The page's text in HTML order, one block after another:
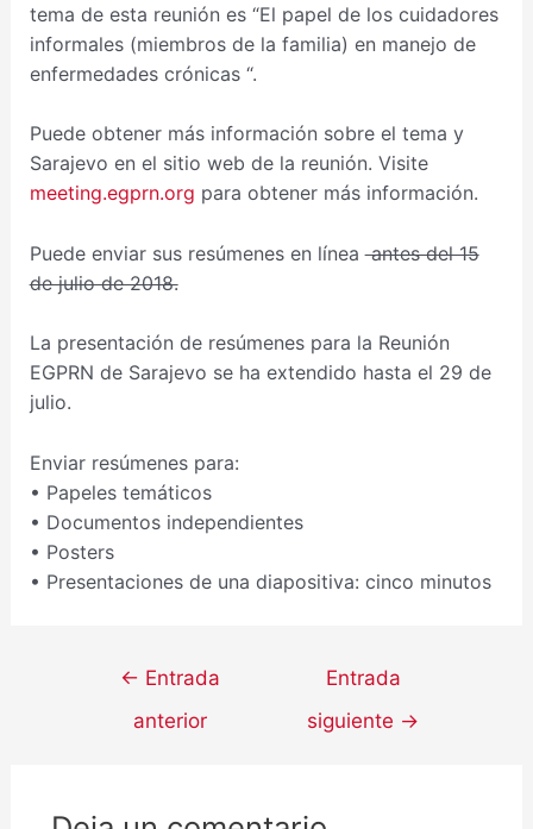
tema de esta reunión es “El papel de los cuidadores
informales (miembros de la familia) en manejo de
enfermedades crónicas “.
Puede obtener más información sobre el tema y
Sarajevo en el sitio web de la reunión. Visite
meeting.egprn.org para obtener más información.
Puede enviar sus resúmenes en líneaantes del 15
de julio de 2018.
La presentación de resúmenes para la Reunión
EGPRN de Sarajevo se ha extendido hasta el 29 de
julio.
Enviar resúmenes para:
• Papeles temáticos
• Documentos independientes
• Posters
• Presentaciones de una diapositiva: cinco minutos
← Entrada
anterior
Entrada
siguiente →